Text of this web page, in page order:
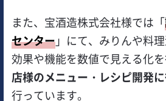
また、宝酒造株式会社様では「
センター」にて、みりんや料
効果や機能を数値で見える化
店様のメニュー・レシピ開発
行っています。